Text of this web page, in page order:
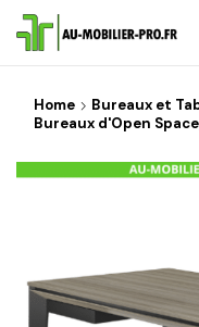
Home Bureaux et
Bureaux d'Open